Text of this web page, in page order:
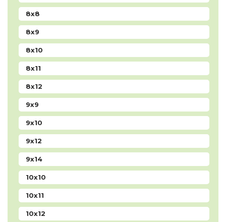
8x8
8x9
8x10
8x11
8x12
9x9
9x10
9x12
9x14
10x10
10x11
10x12